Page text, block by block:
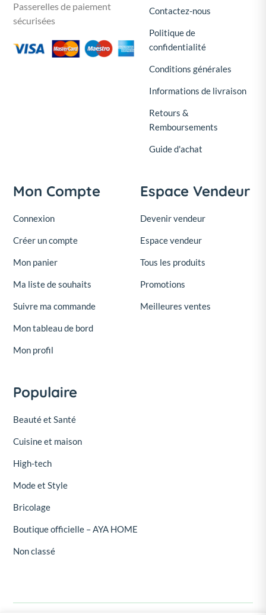
Passerelles de paiement
sécurisées
Contactez-nous
Politique de
confidentialité
Conditions générales
Informations de livraison
Retours &
Remboursements
Guide d'achat
Mon Compte
Connexion
Créer un compte
Mon panier
Ma liste de souhaits
Suivre ma commande
Mon tableau de bord
Mon profil
Espace Vendeur
Devenir vendeur
Espace vendeur
Tous les produits
Promotions
Meilleures ventes
Populaire
Beauté et Santé
Cuisine et maison
High-tech
Mode et Style
Bricolage
Boutique officielle – AYA HOME
Non classé